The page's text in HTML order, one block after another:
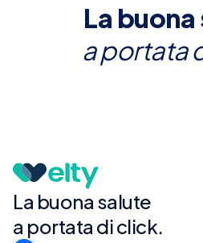
La
a portata
La buona salute
a portata di click.